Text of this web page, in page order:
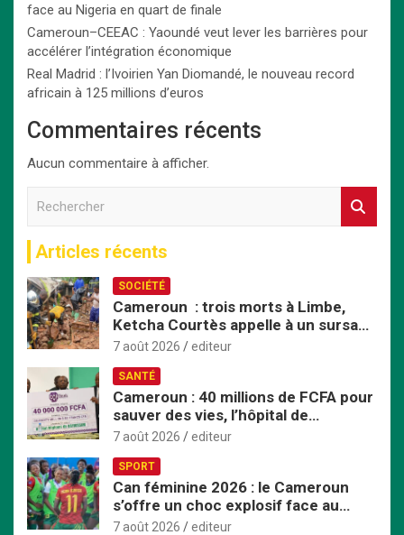
face au Nigeria en quart de finale
Cameroun–CEEAC : Yaoundé veut lever les barrières pour
accélérer l’intégration économique
Real Madrid : l’Ivoirien Yan Diomandé, le nouveau record
africain à 125 millions d’euros
Commentaires récents
Aucun commentaire à afficher.
r
c
h
e
r
Articles récents
SOCIÉTÉ
Cameroun : trois morts à Limbe,
Ketcha Courtès appelle à un sursaut
face aux inondations
7 août 2026 editeur
SANTÉ
Cameroun : 40 millions de FCFA pour
sauver des vies, l’hôpital de
Bafoussam renforce son centre
7 août 2026 editeur
SPORT
Can féminine 2026 : le Cameroun
s’offre un choc explosif face au
Nigeria en quart de finale
7 août 2026 editeur